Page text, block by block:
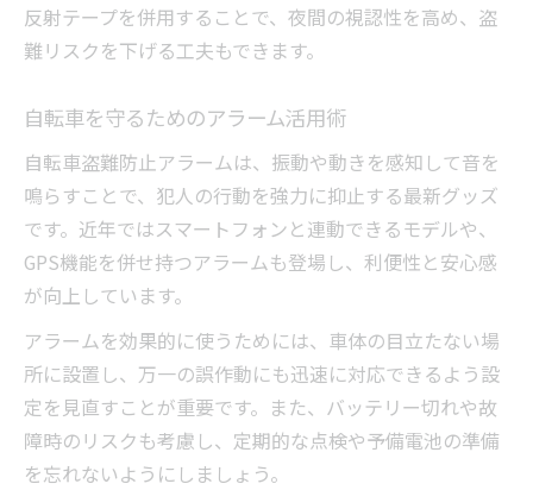
反射テープを併用することで、夜間の視認性を高め、盗
難リスクを下げる工夫もできます。
自転車を守るためのアラーム活用術
自転車盗難防止アラームは、振動や動きを感知して音を
鳴らすことで、犯人の行動を強力に抑止する最新グッズ
です。近年ではスマートフォンと連動できるモデルや、
GPS機能を併せ持つアラームも登場し、利便性と安心感
が向上しています。
アラームを効果的に使うためには、車体の目立たない場
所に設置し、万一の誤作動にも迅速に対応できるよう設
定を見直すことが重要です。また、バッテリー切れや故
障時のリスクも考慮し、定期的な点検や予備電池の準備
を忘れないようにしましょう。